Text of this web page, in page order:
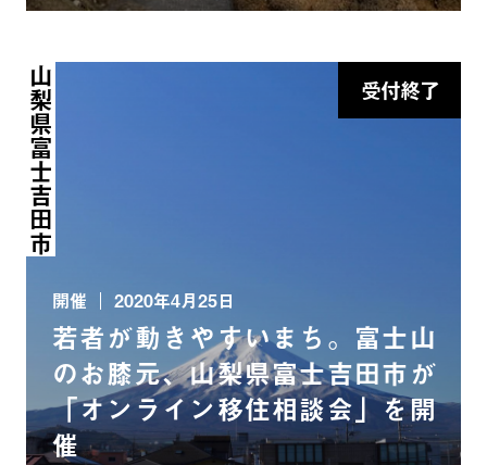
受付終了
山梨県富士吉田市
開催 2020年4月25日
若者が動きやすいまち。富士山
のお膝元、山梨県富士吉田市が
「オンライン移住相談会」を開
催